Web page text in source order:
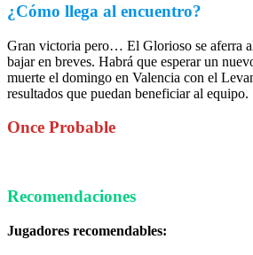
¿Cómo llega al encuentro?
Gran victoria pero… El Glorioso se aferra
bajar en breves. Habrá que esperar un
muerte el domingo en Valencia con el
resultados que puedan beneficiar al equipo.
Once Probable
Recomendaciones
Jugadores recomendables: